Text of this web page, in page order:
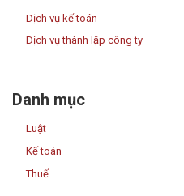
Dịch vụ kế toán
Dịch vụ thành lập công ty
Danh mục
Luật
Kế toán
Thuế